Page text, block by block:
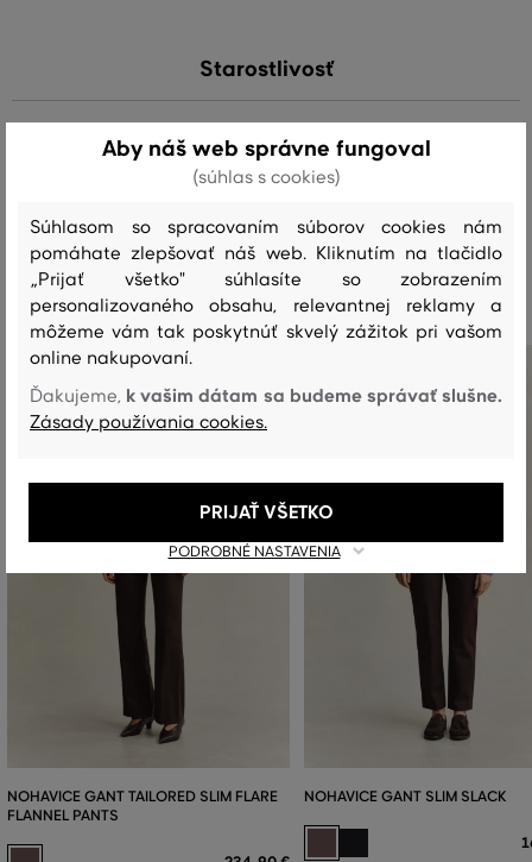
Starostlivosť
BIELENIE SUŠENIE ŽEHLENIE ČISTENIE
Odporúčané produkty
NOHAVICE GANT TAILORED SLIM FLARE
FLANNEL PANTS
NOHAVICE GANT SLIM SLACK
Aby náš web správne fungoval
(súhlas s cookies)
Súhlasom so spracovaním súborov cookies nám
pomáhate zlepšovať náš web. Kliknutím na tlačidlo
„Prijať všetko" súhlasíte so zobrazením
personalizovaného obsahu, relevantnej reklamy a
môžeme vám tak poskytnúť skvelý zážitok pri vašom
online nakupovaní.
Ďakujeme, k vašim dátam sa budeme správať slušne.
Zásady používania cookies.
PODROBNÉ NASTAVENIA
PRIJAŤ VŠETKO